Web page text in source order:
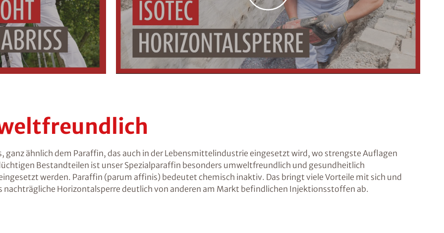
ganz ähnlich dem Paraffin, das auch in der Lebensmittelindustrie eingesetzt wird, wo strengste Auflagen
Bestandteilen ist unser Spezialparaffin besonders umweltfreundlich und gesundheitlich
werden. Paraffin (parum affinis) bedeutet chemisch inaktiv. Das bringt viele Vorteile mit sich und
Horizontalsperre deutlich von anderen am Markt befindlichen Injektionsstoffen ab.